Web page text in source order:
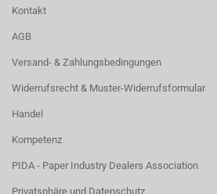
Kontakt
AGB
Versand- & Zahlungsbedingungen
Widerrufsrecht & Muster-Widerrufsformular
Handel
Kompetenz
PIDA - Paper Industry Dealers Association
Privatsphäre und Datenschutz